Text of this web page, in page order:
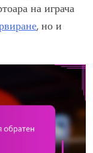
на играча
, но и